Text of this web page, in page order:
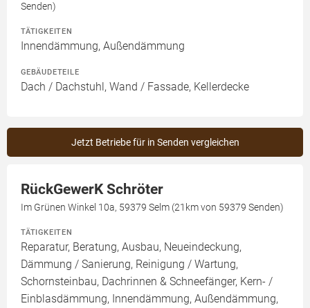
Senden)
TÄTIGKEITEN
Innendämmung, Außendämmung
GEBÄUDETEILE
Dach / Dachstuhl, Wand / Fassade, Kellerdecke
Jetzt Betriebe für in Senden vergleichen
RückGewerK Schröter
Im Grünen Winkel 10a, 59379 Selm (21km von 59379 Senden)
TÄTIGKEITEN
Reparatur, Beratung, Ausbau, Neueindeckung,
Dämmung / Sanierung, Reinigung / Wartung,
Schornsteinbau, Dachrinnen & Schneefänger, Kern- /
Einblasdämmung, Innendämmung, Außendämmung,